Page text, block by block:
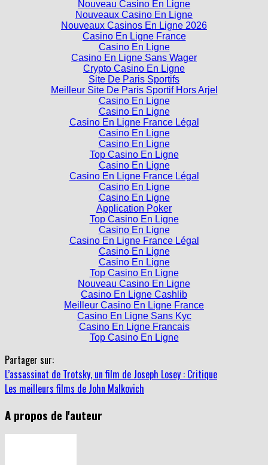
Nouveau Casino En Ligne
Nouveaux Casino En Ligne
Nouveaux Casinos En Ligne 2026
Casino En Ligne France
Casino En Ligne
Casino En Ligne Sans Wager
Crypto Casino En Ligne
Site De Paris Sportifs
Meilleur Site De Paris Sportif Hors Arjel
Casino En Ligne
Casino En Ligne
Casino En Ligne France Légal
Casino En Ligne
Casino En Ligne
Top Casino En Ligne
Casino En Ligne
Casino En Ligne France Légal
Casino En Ligne
Casino En Ligne
Application Poker
Top Casino En Ligne
Casino En Ligne
Casino En Ligne France Légal
Casino En Ligne
Casino En Ligne
Top Casino En Ligne
Nouveau Casino En Ligne
Casino En Ligne Cashlib
Meilleur Casino En Ligne France
Casino En Ligne Sans Kyc
Casino En Ligne Francais
Top Casino En Ligne
Partager sur:
L’assassinat de Trotsky, un film de Joseph Losey : Critique
Les meilleurs films de John Malkovich
A propos de l'auteur